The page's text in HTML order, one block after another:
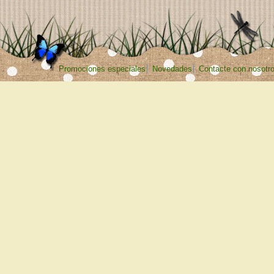
Promociones especiales Novedades Contacte con